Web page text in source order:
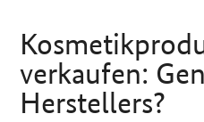
verkaufen:
Herstellers?